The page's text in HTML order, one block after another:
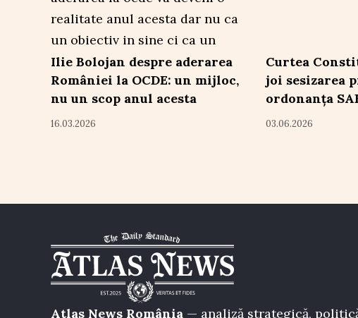
Ilie Bolojan despre aderarea
României la OCDE: un mijloc,
nu un scop anul acesta
16.03.2026
Curtea
joi sesizarea
ordonanța
03.06.2026
Atlas News România — analiză strategică,